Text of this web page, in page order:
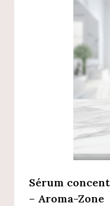
Sérum
– Aroma-Zone